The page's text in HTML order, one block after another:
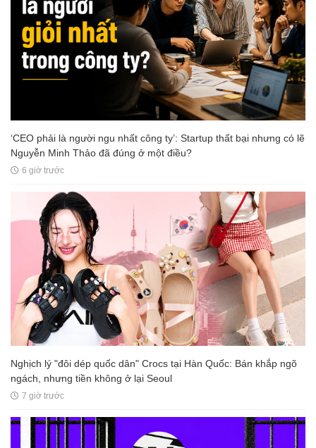
‘CEO phải là người ngu nhất công ty’: Startup thất bại nhưng có lẽ
Nguyễn Minh Thảo đã đúng ở một điều?
6 giờ trước
Nghịch lý "đôi dép quốc dân" Crocs tại Hàn Quốc: Bán khắp ngõ
ngách, nhưng tiền không ở lại Seoul
7 giờ trước